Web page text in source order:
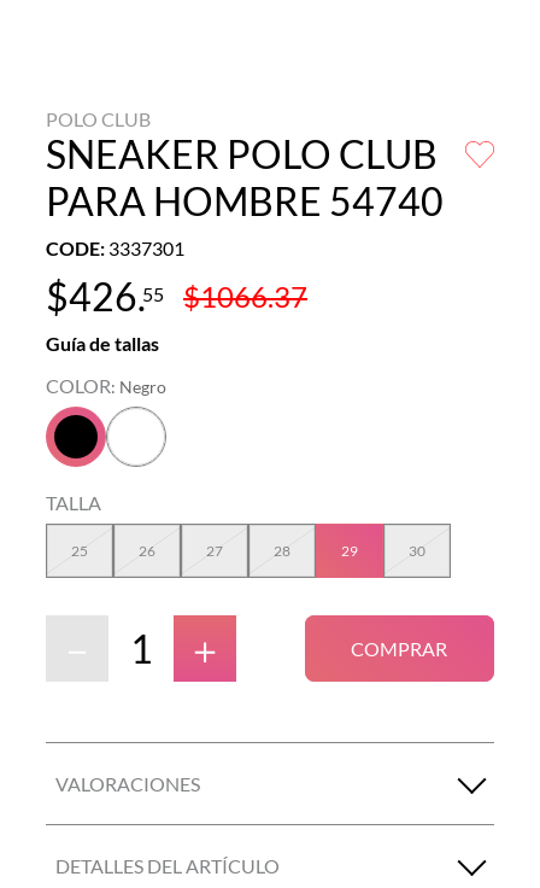
POLO CLUB
SNEAKER POLO CLUB
PARA HOMBRE 54740
CODE: 3337301
$426.55 $1066.37
Guía de tallas
COLOR: Negro
TALLA
25 26 27 28 29 30
＋
－ COMPRAR
VALORACIONES
DETALLES DEL ARTÍCULO